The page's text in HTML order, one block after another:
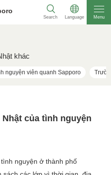
Search Language Menu
khác
nguyện viên quanh Sapporo
của tình nguyện
nguyện ở thành phố